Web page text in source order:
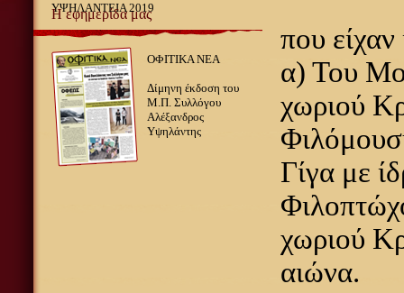
ΥΨΗΛΑΝΤΕΙΑ 2019
Η εφημερίδα μας
ΟΦΙΤΙΚΑ ΝΕΑ
Δίμηνη έκδοση του
Μ.Π. Συλλόγου
Αλέξανδρος
Υψηλάντης
που
α) Του
χωριού
Γίγα με
χωριού
αιώνα.